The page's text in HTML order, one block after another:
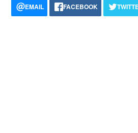
EMAIL FACEBOOK